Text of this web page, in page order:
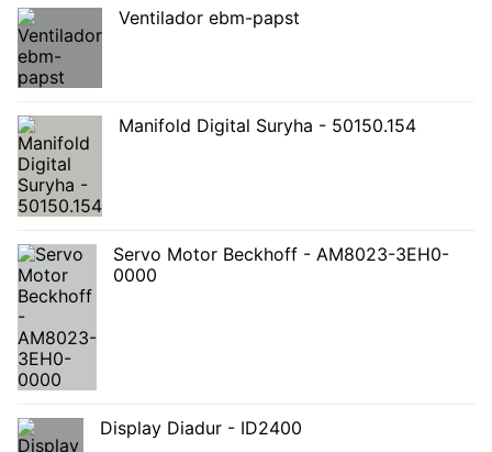
Ventilador ebm-papst
Manifold Digital Suryha - 50150.154
Servo Motor Beckhoff - AM8023-3EH0-
0000
Display Diadur - ID2400